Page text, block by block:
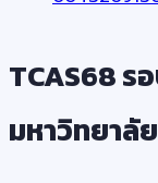
TCAS68 ร
มหาวิทยาลั